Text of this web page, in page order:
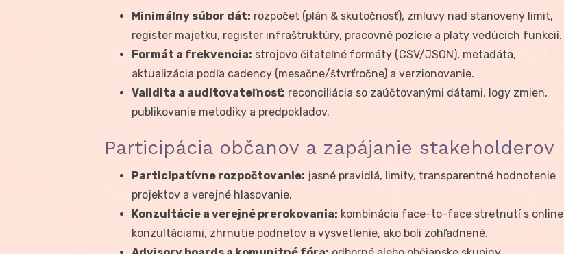
Minimálny súbor dát: rozpočet (plán & skutočnosť), zmluvy nad stanovený limit,
register majetku, register infraštruktúry, pracovné pozície a platy vedúcich funkcií.
Formát a frekvencia: strojovo čitateľné formáty (CSV/JSON), metadáta,
aktualizácia podľa cadency (mesačne/štvrťročne) a verzionovanie.
Validita a audítovateľnosť: reconciliácia so zaúčtovanými dátami, logy zmien,
publikovanie metodiky a predpokladov.
Participácia občanov a zapájanie stakeholderov
Participatívne rozpočtovanie: jasné pravidlá, limity, transparentné hodnotenie
projektov a verejné hlasovanie.
Konzultácie a verejné prerokovania: kombinácia face-to-face stretnutí s online
konzultáciami, zhrnutie podnetov a vysvetlenie, ako boli zohľadnené.